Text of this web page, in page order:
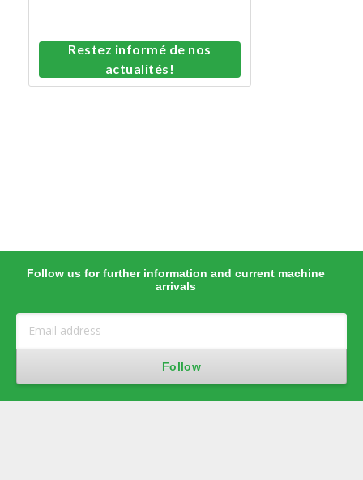
Restez informé de nos
actualités!
Follow us for further information and current machine
arrivals